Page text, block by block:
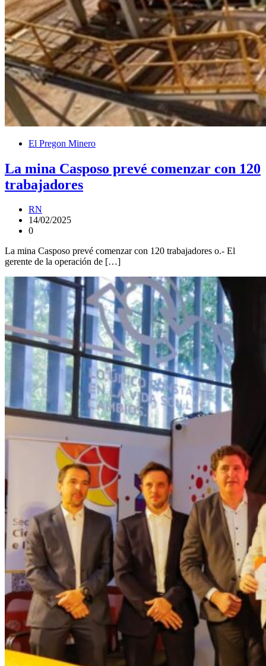
El Pregon Minero
La mina Casposo prevé comenzar con 120
trabajadores
RN
14/02/2025
0
La mina Casposo prevé comenzar con 120 trabajadores o.- El
gerente de la operación de […]